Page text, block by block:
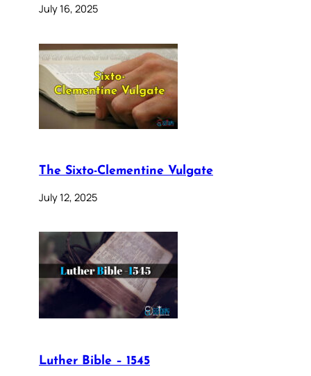
July 16, 2025
The Sixto-Clementine Vulgate
July 12, 2025
Luther Bible – 1545